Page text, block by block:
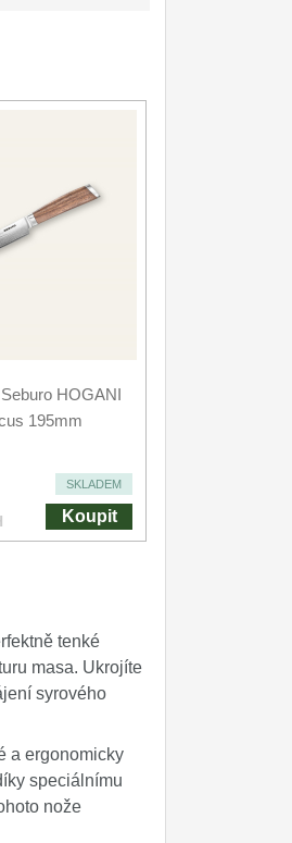
HOGANI
195mm
SKLADEM
Koupit
tenké
masa. Ukrojíte
syrového
a ergonomicky
speciálnímu
nože